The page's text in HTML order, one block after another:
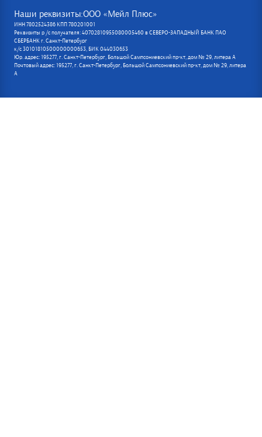
Наши реквизиты:ООО «Мейл Плюс»
ИНН 7802524386 КПП 780201001
Реквизиты р /с получателя: 40702810955080005460 в СЕВЕРО-ЗАПАДНЫЙ БАНК ПАО
СБЕРБАНК г. Санкт-Петербург
к/с 30101810500000000653, БИК 044030653
Юр. адрес: 195277, г. Санкт-Петербург, Большой Сампсониевский пр-кт, дом № 29, литера А
Почтовый адрес: 195277, г. Санкт-Петербург, Большой Сампсониевский пр-кт, дом № 29, литера
А